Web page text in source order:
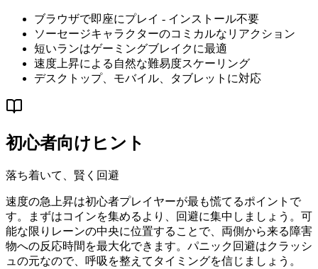
ブラウザで即座にプレイ - インストール不要
ソーセージキャラクターのコミカルなリアクション
短いランはゲーミングブレイクに最適
速度上昇による自然な難易度スケーリング
デスクトップ、モバイル、タブレットに対応
初心者向けヒント
落ち着いて、賢く回避
速度の急上昇は初心者プレイヤーが最も慌てるポイントで
す。まずはコインを集めるより、回避に集中しましょう。可
能な限りレーンの中央に位置することで、両側から来る障害
物への反応時間を最大化できます。パニック回避はクラッシ
ュの元なので、呼吸を整えてタイミングを信じましょう。